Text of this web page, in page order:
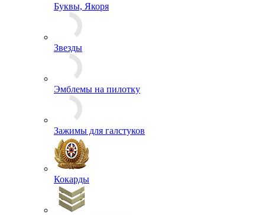
Буквы, Якоря
Звезды
Эмблемы на пилотку
Зажимы для галстуков
Кокарды